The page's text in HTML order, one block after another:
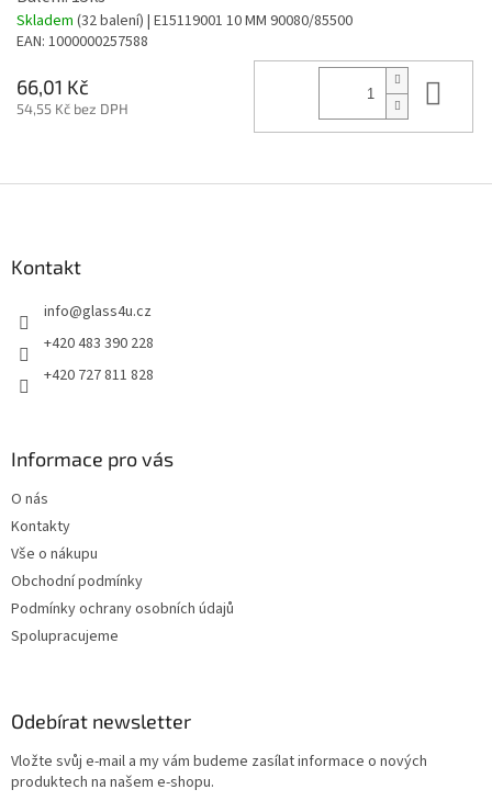
Skladem (32 balení) | E15119001 10 MM 90080/85500
EAN: 1000000257588
66,01 Kč
54,55 Kč bez DPH
Kontakt
info@glass4u.cz
+420 483 390 228
+420 727 811 828
Informace pro vás
O nás
Kontakty
Vše o nákupu
Obchodní podmínky
Podmínky ochrany osobních údajů
Spolupracujeme
Odebírat newsletter
Vložte svůj e-mail a my vám budeme zasílat informace o nových
produktech na našem e-shopu.